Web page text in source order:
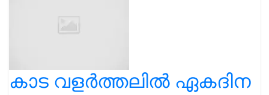
കാട വളര്‍ത്തലിൽ ഏകദിന